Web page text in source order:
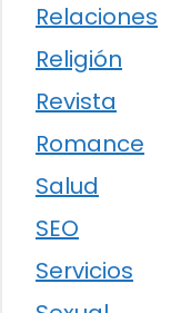
Relaciones
Religión
Revista
Romance
Salud
SEO
Servicios